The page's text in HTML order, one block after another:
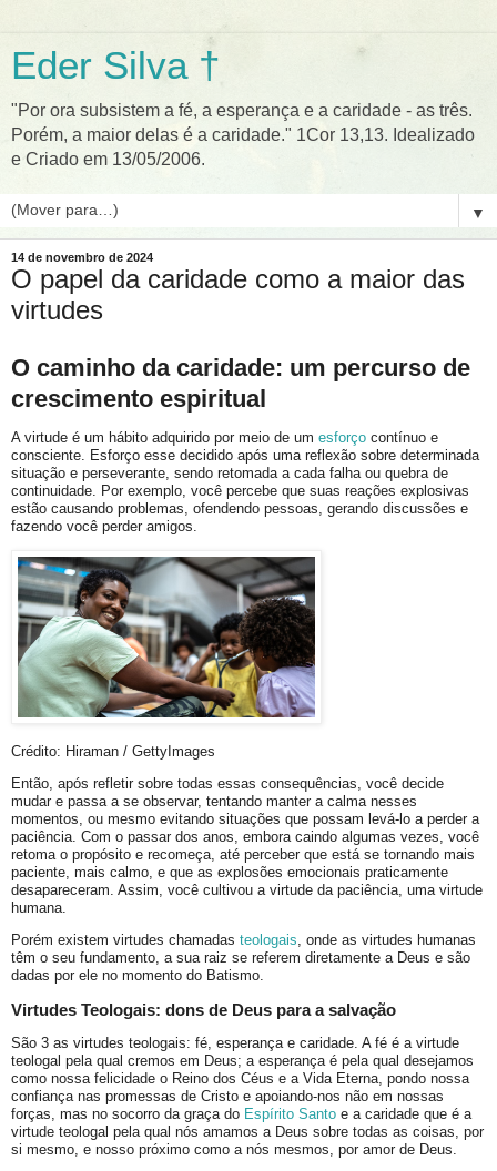
Eder Silva †
"Por ora subsistem a fé, a esperança e a caridade - as três.
Porém, a maior delas é a caridade." 1Cor 13,13. Idealizado
e Criado em 13/05/2006.
▼
14 de novembro de 2024
O papel da caridade como a maior das
virtudes
O caminho da caridade: um percurso de
crescimento espiritual
A virtude é um hábito adquirido por meio de um esforço contínuo e
consciente. Esforço esse decidido após uma reflexão sobre determinada
situação e perseverante, sendo retomada a cada falha ou quebra de
continuidade. Por exemplo, você percebe que suas reações explosivas
estão causando problemas, ofendendo pessoas, gerando discussões e
fazendo você perder amigos.
Crédito: Hiraman / GettyImages
Então, após refletir sobre todas essas consequências, você decide
mudar e passa a se observar, tentando manter a calma nesses
momentos, ou mesmo evitando situações que possam levá-lo a perder a
paciência. Com o passar dos anos, embora caindo algumas vezes, você
retoma o propósito e recomeça, até perceber que está se tornando mais
paciente, mais calmo, e que as explosões emocionais praticamente
desapareceram. Assim, você cultivou a virtude da paciência, uma virtude
humana.
Porém existem virtudes chamadas teologais , onde as virtudes humanas
têm o seu fundamento, a sua raiz se referem diretamente a Deus e são
dadas por ele no momento do Batismo.
Virtudes Teologais: dons de Deus para a salvação
São 3 as virtudes teologais: fé, esperança e caridade. A fé é a virtude
teologal pela qual cremos em Deus; a esperança é pela qual desejamos
como nossa felicidade o Reino dos Céus e a Vida Eterna, pondo nossa
confiança nas promessas de Cristo e apoiando-nos não em nossas
forças, mas no socorro da graça do Espírito Santo e a caridade que é a
virtude teologal pela qual nós amamos a Deus sobre todas as coisas, por
si mesmo, e nosso próximo como a nós mesmos, por amor de Deus.